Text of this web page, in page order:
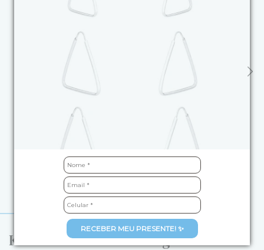
RECEBER MEU PRESENTE! ✨
Kit Brincos de Prata Argola